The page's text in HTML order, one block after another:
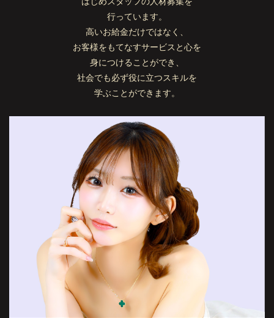
行っています。
高いお給金だけではなく、
お客様をもてなすサービスと心を
身につけることができ、
社会でも必ず役に立つスキルを
学ぶことができます。